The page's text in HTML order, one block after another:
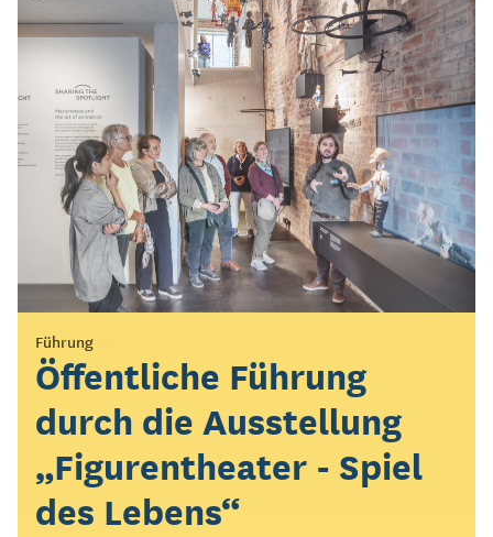
Vermittlung
KOLK*Laberfeuer
Setzt euch mit uns ans KOLK*Laberfeuer!
Mehrere Termine
Führung
Öffentliche Führung
durch die Ausstellung
„Figurentheater - Spiel
des Lebens“